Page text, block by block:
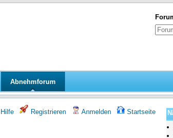
Abnehmforum
Hilfe Registrieren Anmelden Startseite